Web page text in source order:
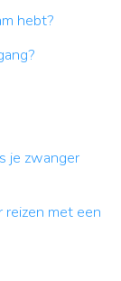
hebt?
je zwanger
reizen met een